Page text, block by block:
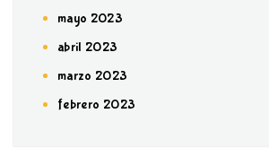
mayo 2023
abril 2023
marzo 2023
febrero 2023